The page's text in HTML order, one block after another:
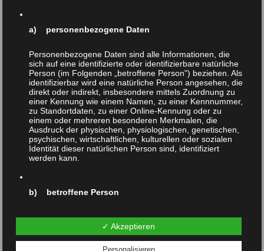
einzelne Tiere nicht schützt, ist ebenso absurd und
unmoralisch wie Menschenschutz, der einzelne
Vorheriger Beitrag
Nächster Beitrag
Ähnliche Beiträge
a) personenbezogene Daten
Personenbezogene Daten sind alle Informationen, die
sich auf eine identifizierte oder identifizierbare natürliche
Person (im Folgenden „betroffene Person") beziehen. Als
identifizierbar wird eine natürliche Person angesehen, die
direkt oder indirekt, insbesondere mittels Zuordnung zu
einer Kennung wie einem Namen, zu einer Kennnummer,
zu Standortdaten, zu einer Online-Kennung oder zu
einem oder mehreren besonderen Merkmalen, die
Ausdruck der physischen, physiologischen, genetischen,
psychischen, wirtschaftlichen, kulturellen oder sozialen
Identität dieser natürlichen Person sind, identifiziert
werden kann.
b) betroffene Person
Betroffene Person ist jede identifizierte oder
identifizierbare natürliche Person, deren
personenbezogene Daten von dem für die Verarbeitung
Verantwortlichen verarbeitet werden.
✓ Akzeptieren